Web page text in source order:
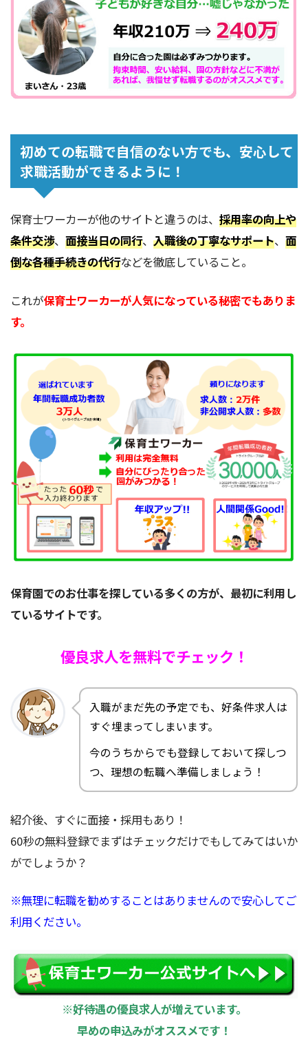
初めての転職で自信のない方でも、安心して
求職活動ができるように！
保育士ワーカーが他のサイトと違うのは、 採用率の向上や
条件交渉、 面接当日の同行、 入職後の丁寧なサポート、 面
倒な各種手続きの代行などを徹底していること。
これが保育士ワーカーが人気になっている秘密でもありま
す。
保育園でのお仕事を探している多くの方が、最初に利用し
ているサイトです。
優良求人を無料でチェック！
入職がまだ先の予定でも、好条件求人は
すぐ埋まってしまいます。
今のうちからでも登録しておいて探しつ
つ、理想の転職へ準備しましょう！
紹介後、すぐに面接・採用もあり！
60秒の無料登録でまずはチェックだけでもしてみてはいか
がでしょうか？
※無理に転職を勧めすることはありませんので安心してご
利用ください。
※好待遇の優良求人が増えています。
早めの申込みがオススメです！